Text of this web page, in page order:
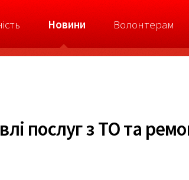
Новини Волонтерам
послуг з ТО та